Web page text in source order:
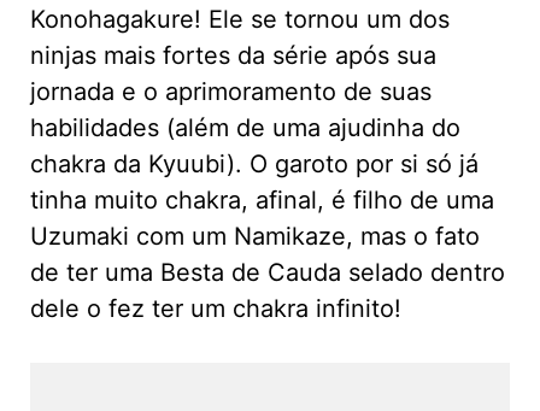
Konohagakure! Ele se tornou um dos
ninjas mais fortes da série após sua
jornada e o aprimoramento de suas
habilidades (além de uma ajudinha do
chakra da Kyuubi). O garoto por si só já
tinha muito chakra, afinal, é filho de uma
Uzumaki com um Namikaze, mas o fato
de ter uma Besta de Cauda selado dentro
dele o fez ter um chakra infinito!